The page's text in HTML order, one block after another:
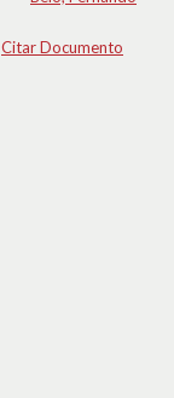
Citar Documento